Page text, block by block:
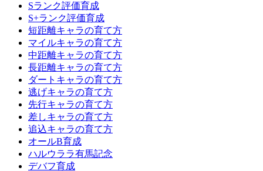
Sランク評価育成
S+ランク評価育成
短距離キャラの育て方
マイルキャラの育て方
中距離キャラの育て方
長距離キャラの育て方
ダートキャラの育て方
逃げキャラの育て方
先行キャラの育て方
差しキャラの育て方
追込キャラの育て方
オールB育成
ハルウララ有馬記念
デバフ育成